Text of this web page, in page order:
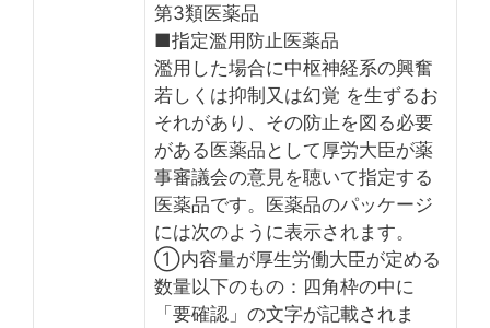
第3類医薬品
■指定濫用防止医薬品
濫用した場合に中枢神経系の興奮
若しくは抑制又は幻覚 を生ずるお
それがあり、その防止を図る必要
がある医薬品として厚労大臣が薬
事審議会の意見を聴いて指定する
医薬品です。医薬品のパッケージ
には次のように表示されます。
①内容量が厚生労働大臣が定める
数量以下のもの：四角枠の中に
「要確認」の文字が記載されま